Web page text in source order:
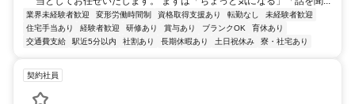
業界未経験者歓迎 変形労働時間制 資格取得支援あり 転勤なし
未経験者歓迎
住宅手当あり
経験者歓迎 研修あり 賞与あり ブランクOK
育休あり
交通費支給
駅近5分以内 社割あり 長期休暇あり 土日祝休み 寮・社宅あり
契約社員